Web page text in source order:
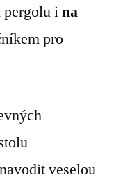
pergolu ina
pro
veselou